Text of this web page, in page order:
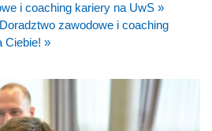
i coaching kariery na UwS »
zawodowe i coaching
Ciebie! »